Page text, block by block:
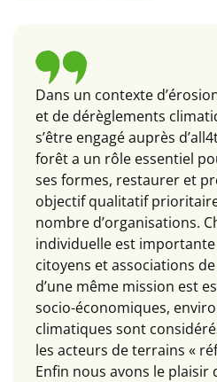
Dans un contexte
et de dérèglements
s’être engagé auprès
forêt a un rôle essentiel
ses formes, restaurer et
objectifqualitatif
nombre d’organisations.
individuelle est
citoyens et associations
d’une même mission est
socio-économiques,
climatiques sont
les acteurs de terrains «
Enfin nous avons le plaisir